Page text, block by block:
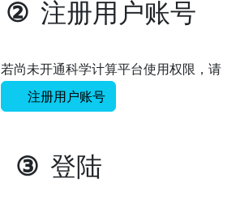
② 注册用户账号
若尚未开通科学计算平台使用权限，请
注册用户账号
③ 登陆